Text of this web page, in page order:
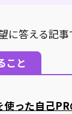
に答える記事
こと
使った自己